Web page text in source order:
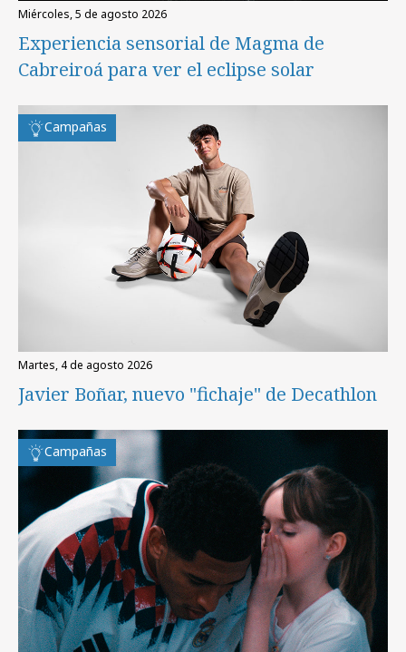
miércoles, 5 de agosto 2026
Experiencia sensorial de Magma de
Cabreiroá para ver el eclipse solar
Campañas
martes, 4 de agosto 2026
Javier Boñar, nuevo "fichaje" de Decathlon
Campañas